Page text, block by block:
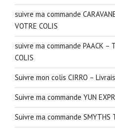
suivre ma commande
VOTRE COLIS
suivre ma commande PAACK –
COLIS
Suivre mon colis CIRRO –
Suivre ma commande YUN
Suivre ma commande SMYTHS